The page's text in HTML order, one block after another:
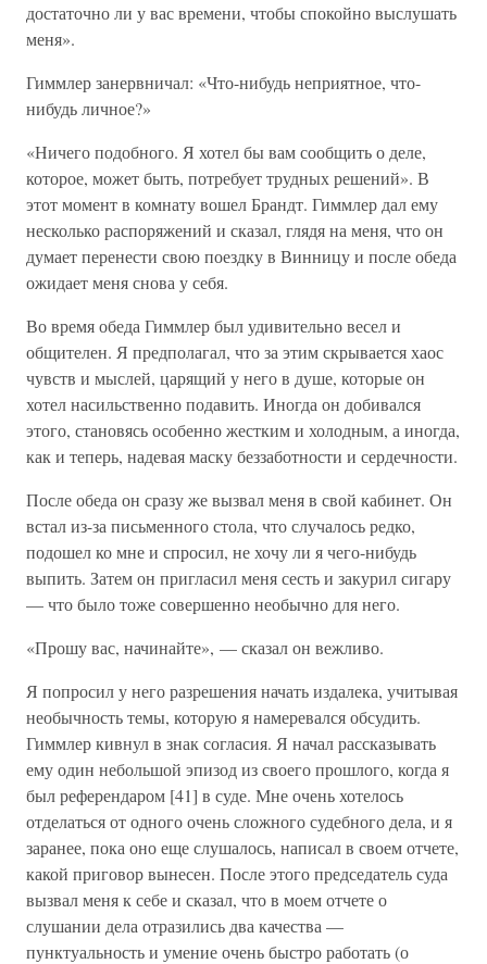
достаточно ли у вас времени, чтобы спокойно выслушать
меня».
Гиммлер занервничал: «Что-нибудь неприятное, что-
нибудь личное?»
«Ничего подобного. Я хотел бы вам сообщить о деле,
которое, может быть, потребует трудных решений». В
этот момент в комнату вошел Брандт. Гиммлер дал ему
несколько распоряжений и сказал, глядя на меня, что он
думает перенести свою поездку в Винницу и после обеда
ожидает меня снова у себя.
Во время обеда Гиммлер был удивительно весел и
общителен. Я предполагал, что за этим скрывается хаос
чувств и мыслей, царящий у него в душе, которые он
хотел насильственно подавить. Иногда он добивался
этого, становясь особенно жестким и холодным, а иногда,
как и теперь, надевая маску беззаботности и сердечности.
После обеда он сразу же вызвал меня в свой кабинет. Он
встал из-за письменного стола, что случалось редко,
подошел ко мне и спросил, не хочу ли я чего-нибудь
выпить. Затем он пригласил меня сесть и закурил сигару
— что было тоже совершенно необычно для него.
«Прошу вас, начинайте», — сказал он вежливо.
Я попросил у него разрешения начать издалека, учитывая
необычность темы, которую я намеревался обсудить.
Гиммлер кивнул в знак согласия. Я начал рассказывать
ему один небольшой эпизод из своего прошлого, когда я
был референдаром [41] в суде. Мне очень хотелось
отделаться от одного очень сложного судебного дела, и я
заранее, пока оно еще слушалось, написал в своем отчете,
какой приговор вынесен. После этого председатель суда
вызвал меня к себе и сказал, что в моем отчете о
слушании дела отразились два качества —
пунктуальность и умение очень быстро работать (о